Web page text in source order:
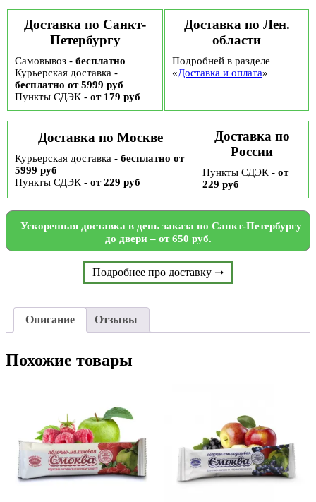
Доставка по Санкт-
Петербургу
Самовывоз - бесплатно
Курьерская доставка -
бесплатно от 5999 руб
Пункты СДЭК - от 179 руб
Доставка по Лен.
области
Подробней в разделе
«Доставка и оплата»
Доставка по Москве
Курьерская доставка - бесплатно от
5999 руб
Пункты СДЭК - от 229 руб
Доставка по
России
Пункты СДЭК - от
229 руб
Ускоренная доставка в день заказа по Санкт-Петербургу
до двери – от 650 руб.
Подробнее про доставку ➝
Описание Отзывы
Похожие товары